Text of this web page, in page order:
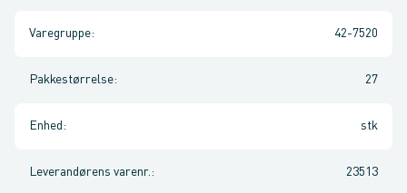
Varegruppe: 42-7520
Pakkestørrelse: 27
Enhed : stk
Leverandørens varenr. : 23513